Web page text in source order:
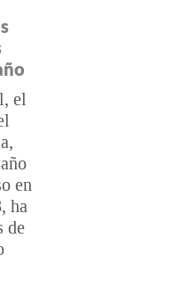
el
en
ha
de